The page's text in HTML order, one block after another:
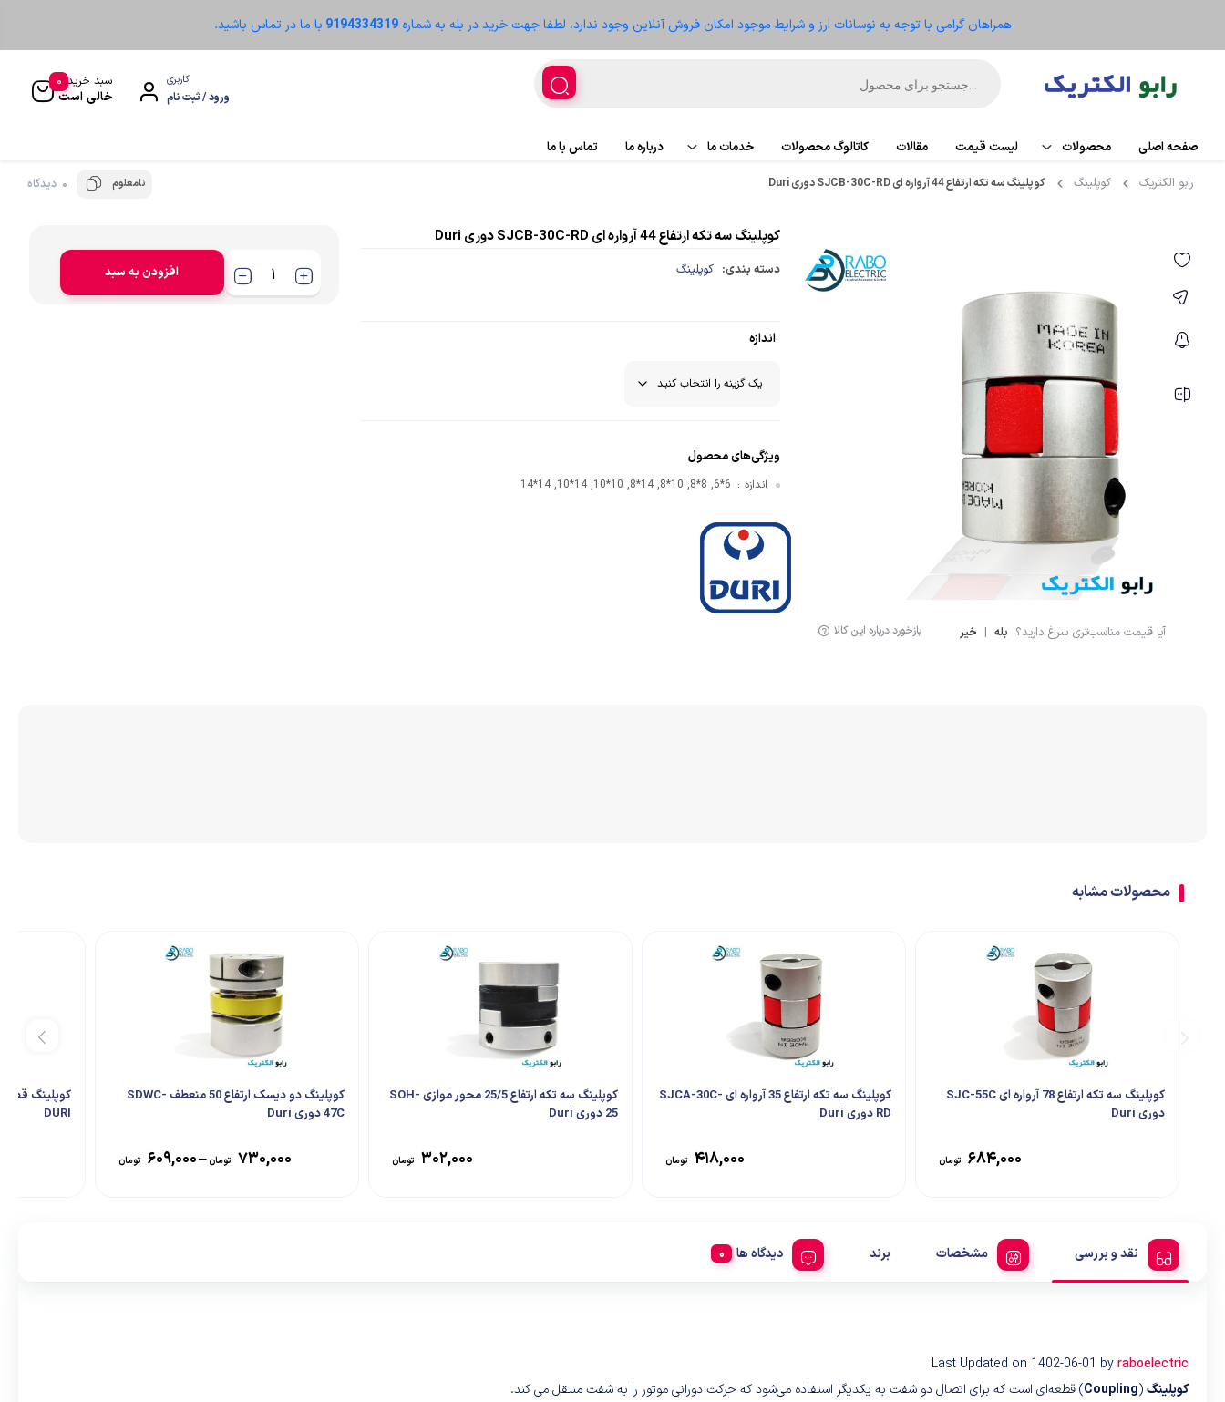
همراهان گرامی با توجه به نوسانات ارز و شرایط موجود امکان فروش آنلاین وجود ندارد، لطفا جهت خرید در بله به شماره9194334319 با ما در تماس باشید.
کاربری
ورود / ثبت نام
سبد خرید
خالی است
0
صفحه اصلی محصولات
اتوماسیون
ریموت IO
ابزار دقیق و ترانسمیتر
تجهیزات کنترلر
لوازم اندازه گیری
لیمیت سوئیچ
سنسور فشار
نمایشگر دیجیتال
لیست قیمت مقالات کاتالوگ محصولات خدمات ما
تعمیر تجهیزات
درباره ما
تماس با ما
رابو الکتریک
کوپلینگ کوپلینگ سه تکه ارتفاع 44 آرواره ای SJCB-30C-RD دوری Duri نامعلوم 0 دیدگاه
آیا قیمت مناسب‌تری سراغ دارید؟ بله | خیر بازخورد درباره این کالا
کوپلینگ سه تکه ارتفاع 44 آرواره ای SJCB-30C-RD دوری Duri
دسته بندی: کوپلینگ
اندازه
ویژگی‌های محصول
اندازه :
6*6, 8*8, 10*8, 14*8, 10*10, 14*10, 14*14
افزودن به سبد
محصولات مشابه
کوپلینگ سه تکه ارتفاع 78 آرواره ای SJC-55C
دوری Duri
۶۸۴,۰۰۰ تومان
کوپلینگ سه تکه ارتفاع 35 آرواره ای SJCA-30C-
RD دوری Duri
۴۱۸,۰۰۰ تومان
کوپلینگ سه تکه ارتفاع 25/5 محور موازی SOH-
25 دوری Duri
۳۰۲,۰۰۰ تومان
کوپلینگ دو دیسک ارتفاع 50 منعطف SDWC-
47C دوری Duri
۷۳۰,۰۰۰ تومان–۶۰۹,۰۰۰ تومان
DURI
نقد و بررسی مشخصات برند دیدگاه ها
Last Updated on 1402-06-01 byraboelectric
کوپلینگ(
Coupling) قطعه‌ای است که برای اتصال دو شفت به یکدیگر استفاده می‌شود که حرکت دورانی موتور را به شفت منتقل می کند.